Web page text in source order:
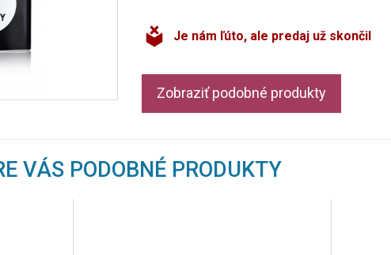
Je nám ľúto, ale predaj už skončil
Zobraziť podobné produkty
VÁS PODOBNÉ PRODUKTY